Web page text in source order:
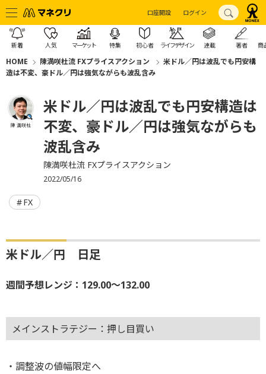
口座開設 ログイン
新着 人気 マーケット 特集 初心者 ライフデザイン 連載 著者 商
HOME 陳満咲杜流 FXプライスアクション
米ドル／円は波乱でも円安構
造は不変、豪ドル／円は強気ながらも波乱含み
陳 満咲杜
米ドル／円は波乱でも円安構造は
不変、豪ドル／円は強気ながらも
波乱含み
陳満咲杜流 FXプライスアクション
2022/05/16
FX
米ドル／円 日足
週間予想レンジ：129.00～132.00
メインストラテジー：押し目買い
・調整波の値幅限定へ